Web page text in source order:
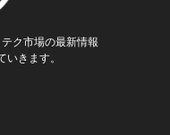
ク市場の最新情報
きます。